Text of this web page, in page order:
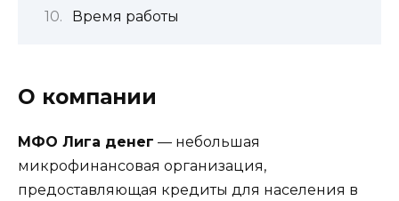
Время работы
О компании
МФО Лига денег — небольшая
микрофинансовая организация,
предоставляющая кредиты для населения в